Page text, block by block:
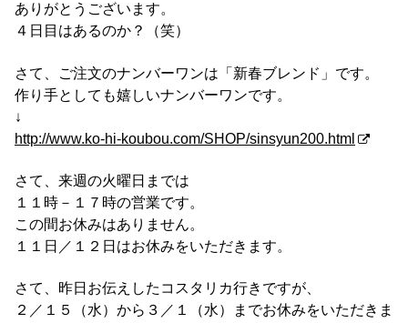
ありがとうございます。
４日目はあるのか？（笑）
さて、ご注文のナンバーワンは「新春ブレンド」です。
作り手としても嬉しいナンバーワンです。
↓
http://www.ko-hi-koubou.com/SHOP/sinsyun200.html
さて、来週の火曜日までは
１１時－１７時の営業です。
この間お休みはありません。
１１日／１２日はお休みをいただきます。
さて、昨日お伝えしたコスタリカ行きですが、
２／１５（水）から３／１（水）までお休みをいただきま